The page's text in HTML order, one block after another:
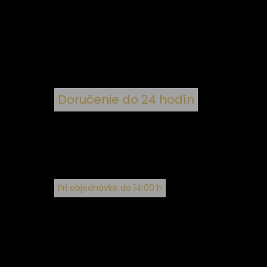
Doručenie do 24 hodín
Pri objednávke do 14:00 h